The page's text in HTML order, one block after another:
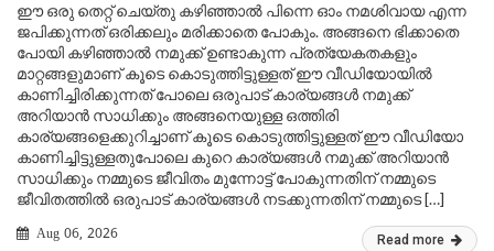
ഈ ഒരു തെറ്റ് ചെയ്തു കഴിഞ്ഞാൽ പിന്നെ ഓം നമശിവായ എന്ന
ജപിക്കുന്നത് ഒരിക്കലും മരിക്കാതെ പോകും. അങ്ങനെ ഭിക്കാതെ
പോയി കഴിഞ്ഞാൽ നമുക്ക് ഉണ്ടാകുന്ന പ്രത്യേകതകളും
മാറ്റങ്ങളുമാണ് കൂടെ കൊടുത്തിട്ടുള്ളത് ഈ വീഡിയോയിൽ
കാണിച്ചിരിക്കുന്നത് പോലെ ഒരുപാട് കാര്യങ്ങൾ നമുക്ക്
അറിയാൻ സാധിക്കും അങ്ങനെയുള്ള ഒത്തിരി
കാര്യങ്ങളെക്കുറിച്ചാണ് കൂടെ കൊടുത്തിട്ടുള്ളത് ഈ വീഡിയോ
കാണിച്ചിട്ടുള്ളതുപോലെ കുറെ കാര്യങ്ങൾ നമുക്ക് അറിയാൻ
സാധിക്കും നമ്മുടെ ജീവിതം മുന്നോട്ട് പോകുന്നതിന് നമ്മുടെ
ജീവിതത്തിൽ ഒരുപാട് കാര്യങ്ങൾ നടക്കുന്നതിന് നമ്മുടെ […]
Aug 06, 2026 Read more